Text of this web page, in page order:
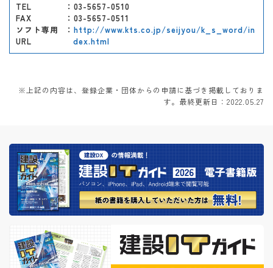
TEL
：03-5657-0510
FAX
：03-5657-0511
ソフト専用
URL
： http://www.kts.co.jp/seijyou/k_s_word/in
dex.html
※上記の内容は、登録企業・団体からの申請に基づき掲載しておりま
す。最終更新日：2022.05.27